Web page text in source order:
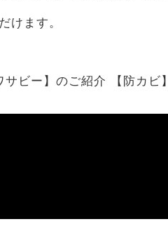
けます。
ビー】のご紹介 【防カビ】